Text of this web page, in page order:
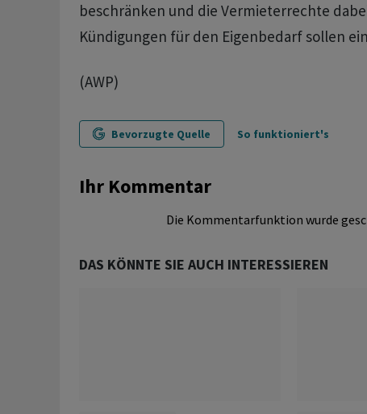
beschränken und die Vermieterrechte
Kündigungen für den Eigenbedarf sollen
(AWP)
Bevorzugte Quelle So funktioniert's
Ihr Kommentar
Die Kommentarfunktion wurde
DAS KÖNNTE SIE AUCH INTERESSIEREN